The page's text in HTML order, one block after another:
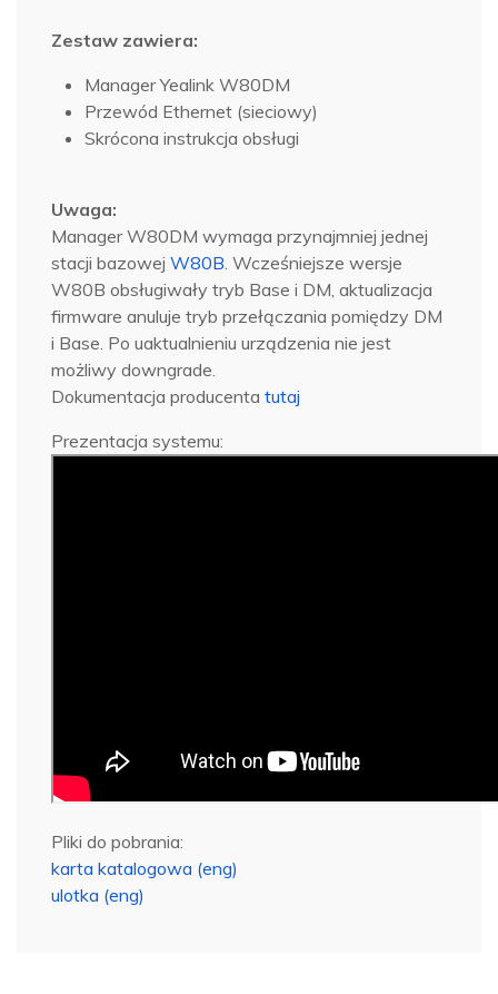
Zestaw zawiera:
Manager Yealink W80DM
Przewód Ethernet (sieciowy)
Skrócona instrukcja obsługi
Uwaga:
Manager W80DM wymaga przynajmniej jednej
stacji bazowej W80B. Wcześniejsze wersje
W80B obsługiwały tryb Base i DM, aktualizacja
firmware anuluje tryb przełączania pomiędzy DM
i Base. Po uaktualnieniu urządzenia nie jest
możliwy downgrade.
Dokumentacja producenta tutaj
Prezentacja systemu:
Pliki do pobrania:
karta katalogowa (eng)
ulotka (eng)